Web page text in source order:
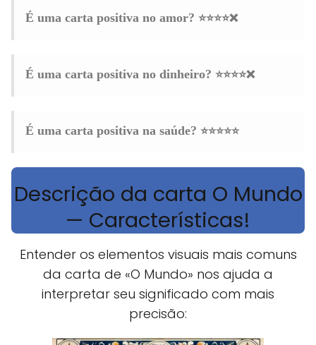
É uma carta positiva no amor? ⭐⭐⭐⭐❌
É uma carta positiva no dinheiro? ⭐⭐⭐⭐❌
É uma carta positiva na saúde? ⭐⭐⭐⭐⭐
Descrição da carta O Mundo
— Características!
Entender os elementos visuais mais comuns
da carta de «O Mundo» nos ajuda a
interpretar seu significado com mais
precisão: